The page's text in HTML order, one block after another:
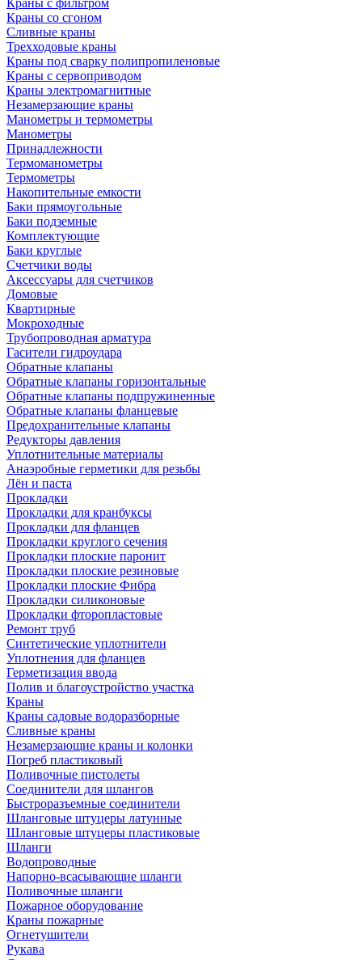
Краны со сгоном
Сливные краны
Трехходовые краны
Краны под сварку полипропиленовые
Краны с сервоприводом
Краны электромагнитные
Незамерзающие краны
Манометры и термометры
Манометры
Принадлежности
Термоманометры
Термометры
Накопительные емкости
Баки прямоугольные
Баки подземные
Комплектующие
Баки круглые
Счетчики воды
Аксессуары для счетчиков
Домовые
Квартирные
Мокроходные
Трубопроводная арматура
Гасители гидроудара
Обратные клапаны
Обратные клапаны горизонтальные
Обратные клапаны подпружиненные
Обратные клапаны фланцевые
Предохранительные клапаны
Редукторы давления
Уплотнительные материалы
Анаэробные герметики для резьбы
Лён и паста
Прокладки
Прокладки для кранбуксы
Прокладки для фланцев
Прокладки круглого сечения
Прокладки плоские паронит
Прокладки плоские резиновые
Прокладки плоские Фибра
Прокладки силиконовые
Прокладки фторопластовые
Ремонт труб
Синтетические уплотнители
Уплотнения для фланцев
Герметизация ввода
Полив и благоустройство участка
Краны
Краны садовые водоразборные
Сливные краны
Незамерзающие краны и колонки
Погреб пластиковый
Поливочные пистолеты
Соединители для шлангов
Быстроразъемные соединители
Шланговые штуцеры латунные
Шланговые штуцеры пластиковые
Шланги
Водопроводные
Напорно-всасывающие шланги
Поливочные шланги
Пожарное оборудование
Краны пожарные
Огнетушители
Рукава